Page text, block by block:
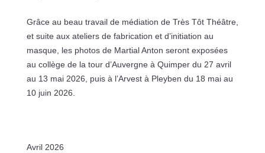
Grâce au beau travail de médiation de Très Tôt Théâtre,
et suite aux ateliers de fabrication et d’initiation au
masque, les photos de Martial Anton seront exposées
au collège de la tour d’Auvergne à Quimper du 27 avril
au 13 mai 2026, puis à l’Arvest à Pleyben du 18 mai au
10 juin 2026.
Avril 2026